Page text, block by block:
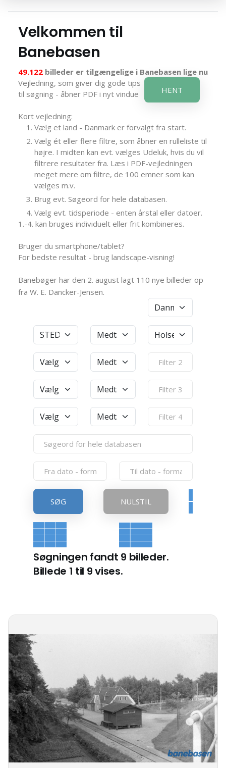
Velkommen til
Banebasen
49.122 billeder er tilgængelige i Banebasen lige nu
Vejledning, som giver dig gode tips
til søgning - åbner PDF i nyt vindue
HENT
Kort vejledning:
Vælg et land - Danmark er forvalgt fra start.
Vælg ét eller flere filtre, som åbner en rulleliste til
højre. I midten kan evt. vælges Udeluk, hvis du vil
filtrere resultater fra. Læs i PDF-vejledningen
meget mere om filtre, de 100 emner som kan
vælges m.v.
Brug evt. Søgeord for hele databasen.
Vælg evt. tidsperiode - enten årstal eller datoer.
1.-4. kan bruges individuelt eller frit kombineres.
Bruger du smartphone/tablet?
For bedste resultat - brug landscape-visning!
Banebøger har den 2. august lagt 110 nye billeder op
fra W. E. Dancker-Jensen.
SØG NULSTIL
Søgningen fandt 9 billeder.
Billede 1 til 9 vises.